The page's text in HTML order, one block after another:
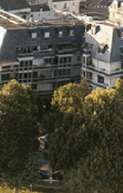
les colonnes affichées
partage
AVF
des réseaux sociaux